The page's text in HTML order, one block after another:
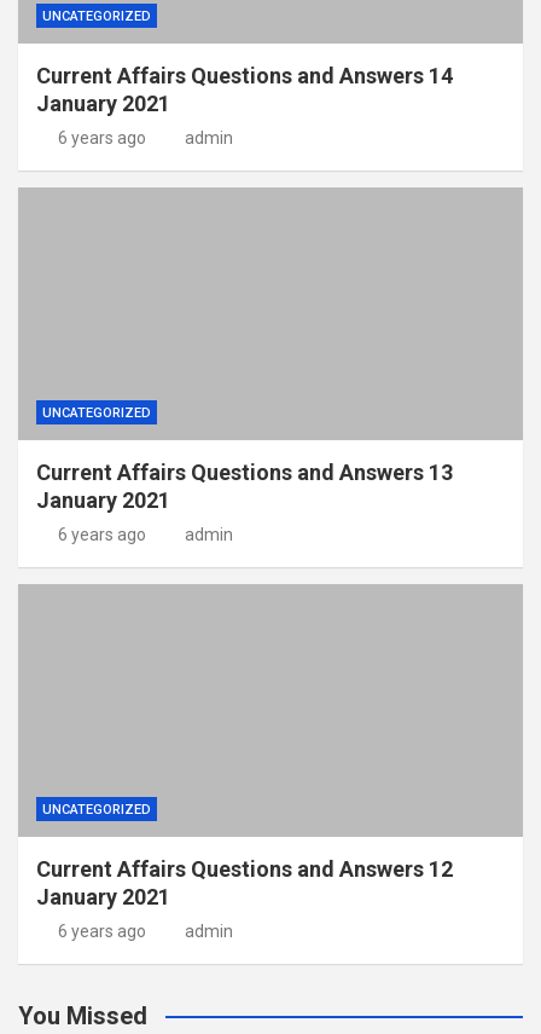
UNCATEGORIZED
Current Affairs Questions and Answers 14
January 2021
6 years ago admin
UNCATEGORIZED
Current Affairs Questions and Answers 13
January 2021
6 years ago admin
UNCATEGORIZED
Current Affairs Questions and Answers 12
January 2021
6 years ago admin
You Missed